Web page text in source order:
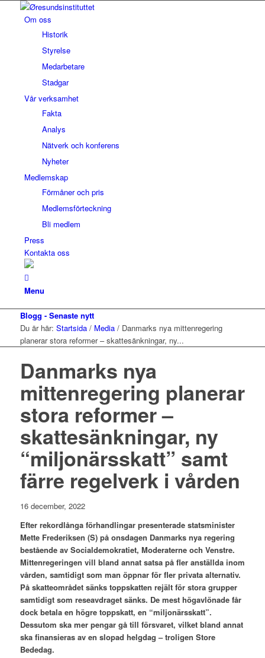
Om oss
Historik
Styrelse
Medarbetare
Stadgar
Vår verksamhet
Fakta
Analys
Nätverk och konferens
Nyheter
Medlemskap
Förmåner och pris
Medlemsförteckning
Bli medlem
Press
Kontakta oss
Menu
Blogg - Senaste nytt
Du är här: Startsida / Media / Danmarks nya mittenregering
planerar stora reformer – skattesänkningar, ny...
Danmarks nya
mittenregering planerar
stora reformer –
skattesänkningar, ny
“miljonärsskatt” samt
färre regelverk i vården
16 december, 2022
Efter rekordlånga förhandlingar presenterade statsminister
Mette Frederiksen (S) på onsdagen Danmarks nya regering
bestående av Socialdemokratiet, Moderaterne och Venstre.
Mittenregeringen vill bland annat satsa på fler anställda inom
vården, samtidigt som man öppnar för fler privata alternativ.
På skatteområdet sänks toppskatten rejält för stora grupper
samtidigt som reseavdraget sänks. De mest högavlönade får
dock betala en högre toppskatt, en “miljonärsskatt”.
Dessutom ska mer pengar gå till försvaret, vilket bland annat
ska finansieras av en slopad helgdag – troligen Store
Bededag.